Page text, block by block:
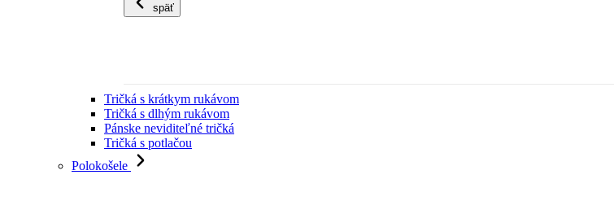
späť
Tričká s krátkym rukávom
Tričká s dlhým rukávom
Pánske neviditeľné tričká
Tričká s potlačou
Polokošele